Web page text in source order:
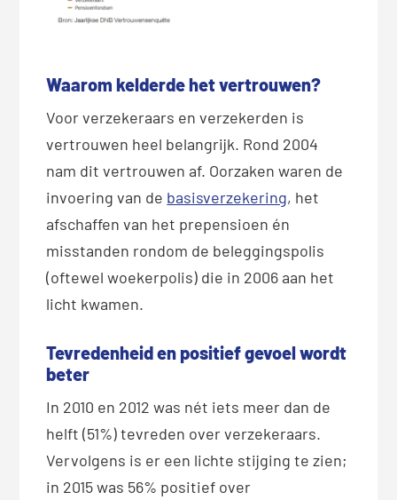
Waarom kelderde het vertrouwen?
Voor verzekeraars en verzekerden is
vertrouwen heel belangrijk. Rond 2004
nam dit vertrouwen af. Oorzaken waren de
invoering van de basisverzekering, het
afschaffen van het prepensioen én
misstanden rondom de beleggingspolis
(oftewel woekerpolis) die in 2006 aan het
licht kwamen.
Tevredenheid en positief gevoel wordt
beter
In 2010 en 2012 was nét iets meer dan de
helft (51%) tevreden over verzekeraars.
Vervolgens is er een lichte stijging te zien;
in 2015 was 56% positief over